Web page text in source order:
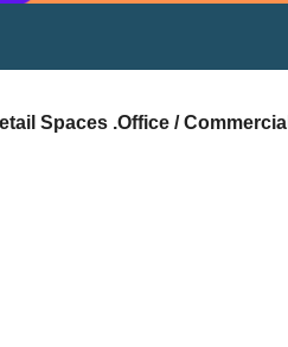
Spaces .Office / Commercial